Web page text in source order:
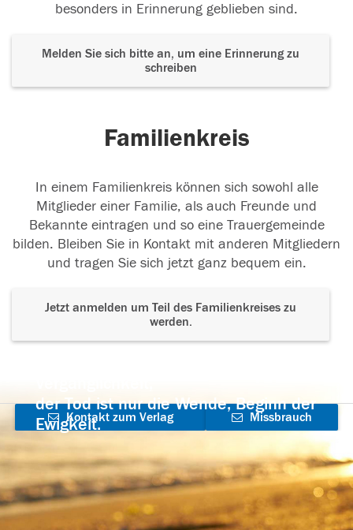
besonders in Erinnerung geblieben sind.
Melden Sie sich bitte an, um eine Erinnerung zu
schreiben
Familienkreis
In einem Familienkreis können sich sowohl alle
Mitglieder einer Familie, als auch Freunde und
Bekannte eintragen und so eine Trauergemeinde
bilden. Bleiben Sie in Kontakt mit anderen Mitgliedern
und tragen Sie sich jetzt ganz bequem ein.
Jetzt anmelden um Teil des Familienkreises zu
werden.
der Tod ist nur die Wende, Beginn der
Ewigkeit.
Kontakt zum Verlag
aufnehmen
Missbrauch